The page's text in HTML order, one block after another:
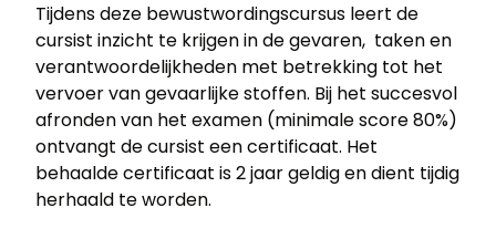
Tijdens deze bewustwordingscursus leert de
cursist inzicht te krijgen in de gevaren, taken en
verantwoordelijkheden met betrekking tot het
vervoer van gevaarlijke stoffen. Bij het succesvol
afronden van het examen (minimale score 80%)
ontvangt de cursist een certificaat. Het
behaalde certificaat is 2 jaar geldig en dient tijdig
herhaald te worden.